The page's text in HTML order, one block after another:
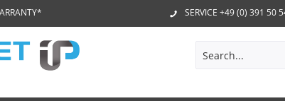
SERVICE +49 (0) 391 50